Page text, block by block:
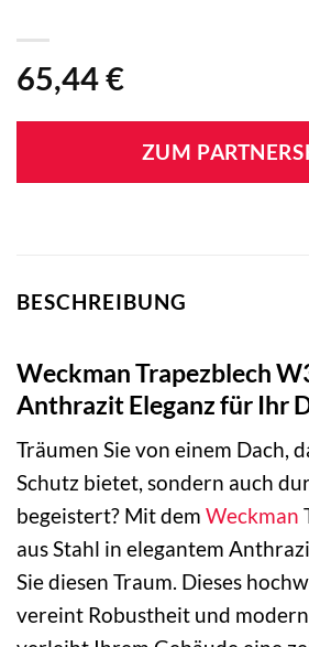
65,44€
ZUM
BESCHREIBUNG
Weckman Trapezblech
Anthrazit Eleganz für Ihr
Träumen Sie von einem Dach,
Schutz bietet, sondern auch
begeistert? Mit dem Weckman
aus Stahl in elegantem
Sie diesen Traum. Dieses
vereint Robustheit und